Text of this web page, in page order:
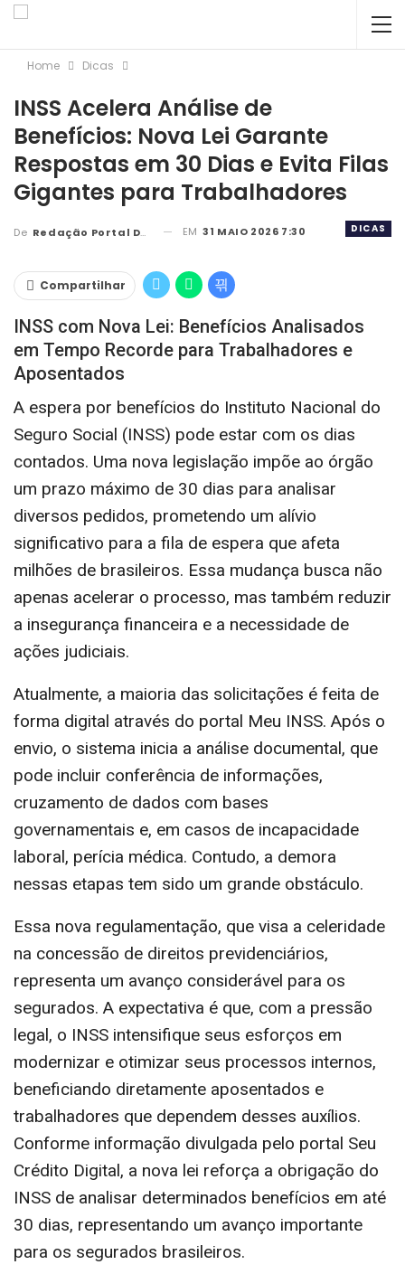
Home Dicas
INSS Acelera Análise de
Benefícios: Nova Lei Garante
Respostas em 30 Dias e Evita Filas
Gigantes para Trabalhadores
DICAS
De Redação Portal DBC EM 31 MAIO 2026 7:30
Compartilhar
INSS com Nova Lei: Benefícios Analisados
em Tempo Recorde para Trabalhadores e
Aposentados
A espera por benefícios do Instituto Nacional do
Seguro Social (INSS) pode estar com os dias
contados. Uma nova legislação impõe ao órgão
um prazo máximo de 30 dias para analisar
diversos pedidos, prometendo um alívio
significativo para a fila de espera que afeta
milhões de brasileiros. Essa mudança busca não
apenas acelerar o processo, mas também reduzir
a insegurança financeira e a necessidade de
ações judiciais.
Atualmente, a maioria das solicitações é feita de
forma digital através do portal Meu INSS. Após o
envio, o sistema inicia a análise documental, que
pode incluir conferência de informações,
cruzamento de dados com bases
governamentais e, em casos de incapacidade
laboral, perícia médica. Contudo, a demora
nessas etapas tem sido um grande obstáculo.
Essa nova regulamentação, que visa a celeridade
na concessão de direitos previdenciários,
representa um avanço considerável para os
segurados. A expectativa é que, com a pressão
legal, o INSS intensifique seus esforços em
modernizar e otimizar seus processos internos,
beneficiando diretamente aposentados e
trabalhadores que dependem desses auxílios.
Conforme informação divulgada pelo portal Seu
Crédito Digital, a nova lei reforça a obrigação do
INSS de analisar determinados benefícios em até
30 dias, representando um avanço importante
para os segurados brasileiros.